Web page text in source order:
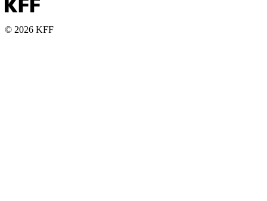
© 2026 KFF